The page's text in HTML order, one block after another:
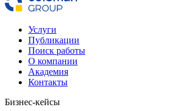
Услуги
Публикации
Поиск работы
О компании
Академия
Контакты
Бизнес-кейсы